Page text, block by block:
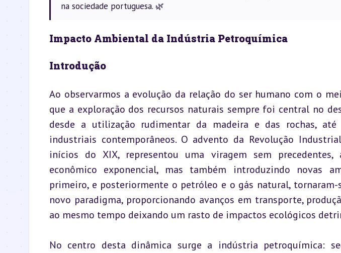
na sociedade portuguesa. 🌿
Impacto Ambiental da Indústria Petroquímica
Introdução
Ao observarmos a evolução da relação do ser humano com o
que a exploração dos recursos naturais sempre foi central no
desde a utilização rudimentar da madeira e das rochas, até
industriais contemporâneos. O advento da Revolução
inícios do XIX, representou uma viragem sem precedentes,
econômico exponencial, mas também introduzindo novas
primeiro, e posteriormente o petróleo e o gás natural,
novo paradigma, proporcionando avanços em transporte,
ao mesmo tempo deixando um rasto de impactos ecológicos
No centro desta dinâmica surge a indústria petroquímica: